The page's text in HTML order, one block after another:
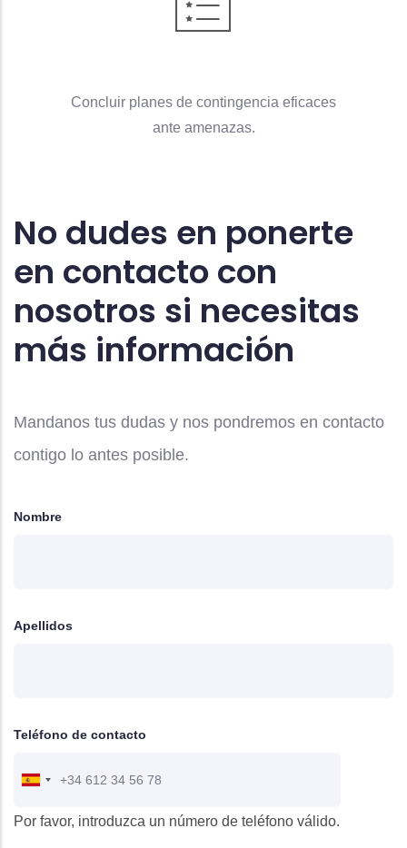
Concluir planes de contingencia eficaces
ante amenazas.
No dudes en ponerte
en contacto con
nosotros si necesitas
más información
Mandanos tus dudas y nos pondremos en contacto
contigo lo antes posible.
Nombre
Apellidos
Teléfono de contacto
Por favor, introduzca un número de teléfono válido.